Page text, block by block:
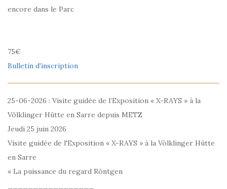
encore dans le Parc
75€
Bulletin d'inscription
25-06-2026 : Visite guidée de l’Exposition « X-RAYS » à la
Völklinger Hütte en Sarre depuis METZ
Jeudi 25 juin 2026
Visite guidée de l'Exposition « X-RAYS » à la Völklinger Hütte
en Sarre
« La puissance du regard Röntgen